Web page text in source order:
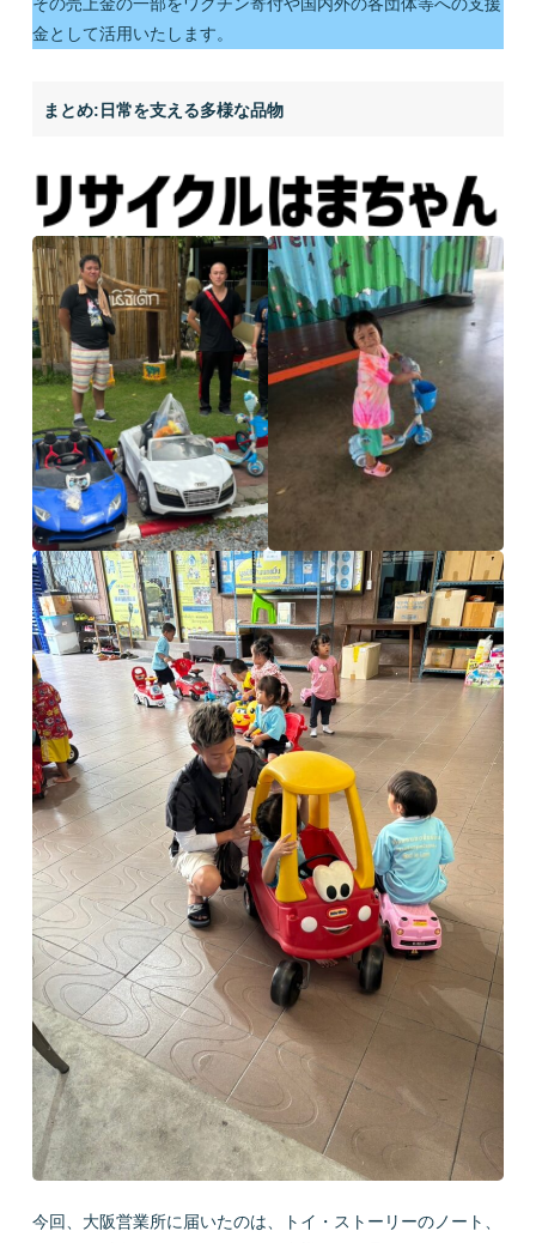
金として活用いたします。
まとめ:日常を支える多様な品物
今回、大阪営業所に届いたのは、トイ・ストーリーのノート、